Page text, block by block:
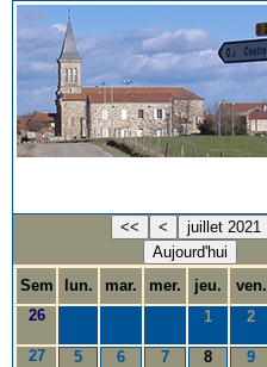
<< <
juillet 2021
Aujourd'hui
Sem
lun. mar. mer. jeu. ven.
26
1 2
27 5 6 7 8 9